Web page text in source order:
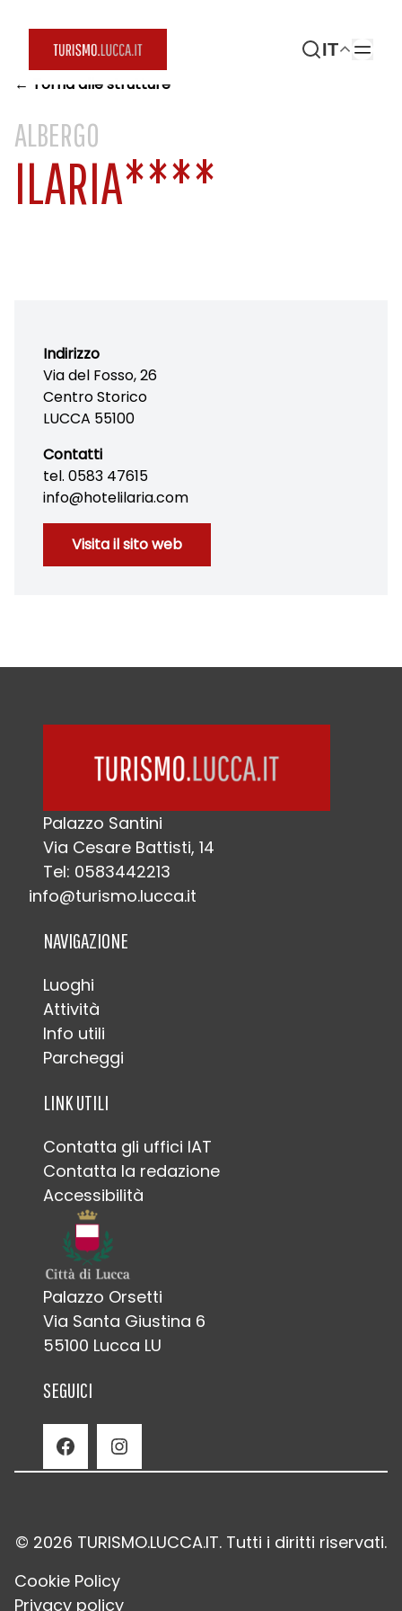
IT
← Torna alle strutture
ALBERGO
ILARIA****
Indirizzo
Via del Fosso, 26
Centro Storico
LUCCA 55100
Contatti
tel. 0583 47615
info@hotelilaria.com
Visita il sito web
Palazzo Santini
Via Cesare Battisti, 14
Tel: 0583442213
info@turismo.lucca.it
NAVIGAZIONE
Luoghi
Attività
Info utili
Parcheggi
LINK UTILI
Contatta gli uffici IAT
Contatta la redazione
Accessibilità
Palazzo Orsetti
Via Santa Giustina 6
55100 Lucca LU
SEGUICI
Facebook Instagram
© 2026 TURISMO.LUCCA.IT. Tutti i diritti riservati.
Cookie Policy
Privacy policy